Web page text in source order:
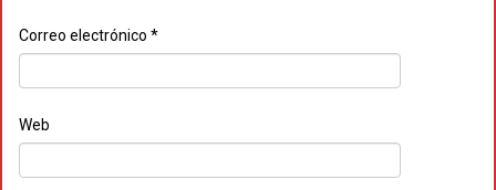
Correo electrónico *
Web